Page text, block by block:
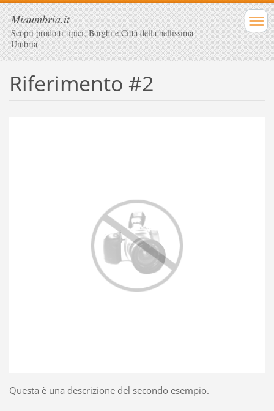
Miaumbria.it
Scopri prodotti tipici, Borghi e Città della bellissima
Umbria
Riferimento #2
Questa è una descrizione del secondo esempio.